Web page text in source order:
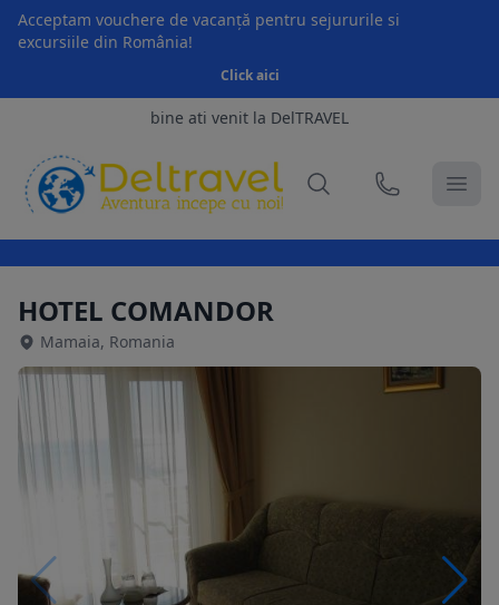
Acceptam vouchere de vacanță pentru sejururile si
excursiile din România!
Click aici
bine ati venit la DelTRAVEL
HOTEL COMANDOR
Mamaia, Romania